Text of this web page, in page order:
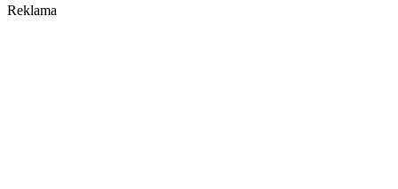
Reklama